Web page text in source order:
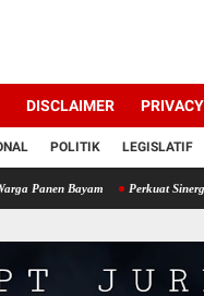
DISCLAIMER
POLITIK LEGISLATIF
Perkuat Sinergi